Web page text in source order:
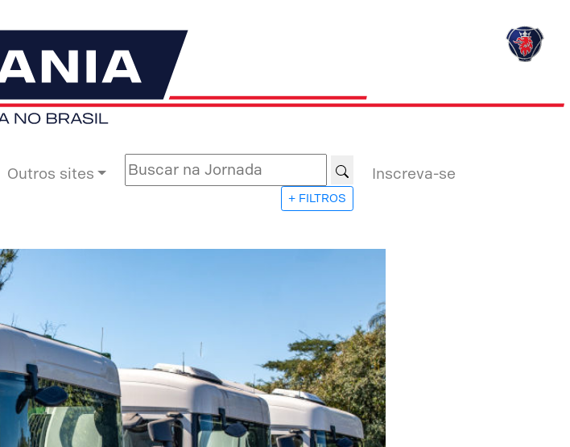
Outros sites
+ FILTROS
Inscreva-se